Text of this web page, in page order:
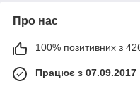
Про нас
100% позитивних з 426
Працює з 07.09.2017